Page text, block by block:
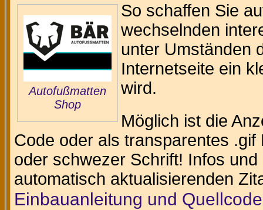
Autofußmatten
Shop
So schaffen Sie
wechselnden
unter Umständen
Internetseite ein
wird.
Möglich ist die
Code oder als transparentes
oder schwezer Schrift! Infos
automatisch aktualisierenden
Einbauanleitung und Quellcode